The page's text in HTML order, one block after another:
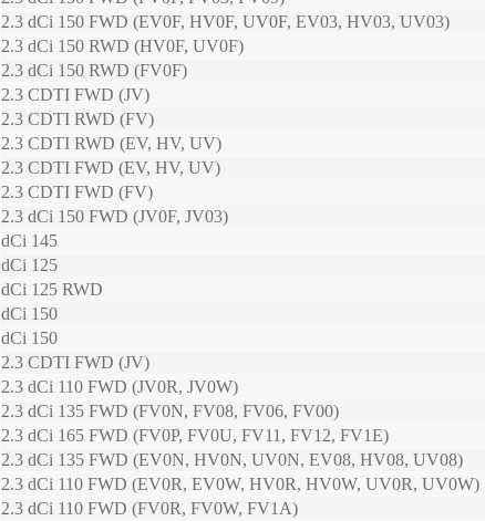
2.3 dCi 150 FWD (EV0F, HV0F, UV0F, EV03, HV03, UV03)
2.3 dCi 150 RWD (HV0F, UV0F)
2.3 dCi 150 RWD (FV0F)
2.3 CDTI FWD (JV)
2.3 CDTI RWD (FV)
2.3 CDTI RWD (EV, HV, UV)
2.3 CDTI FWD (EV, HV, UV)
2.3 CDTI FWD (FV)
2.3 dCi 150 FWD (JV0F, JV03)
dCi 145
dCi 125
dCi 125 RWD
dCi 150
dCi 150
2.3 CDTI FWD (JV)
2.3 dCi 110 FWD (JV0R, JV0W)
2.3 dCi 135 FWD (FV0N, FV08, FV06, FV00)
2.3 dCi 165 FWD (FV0P, FV0U, FV11, FV12, FV1E)
2.3 dCi 135 FWD (EV0N, HV0N, UV0N, EV08, HV08, UV08)
2.3 dCi 110 FWD (EV0R, EV0W, HV0R, HV0W, UV0R, UV0W)
2.3 dCi 110 FWD (FV0R, FV0W, FV1A)